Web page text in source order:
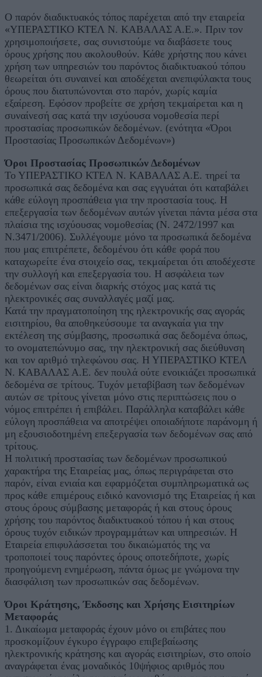
O παρόν διαδικτυακός τόπος παρέχεται από την εταιρεία
«ΥΠΕΡΑΣΤΙΚΟ ΚΤΕΛ Ν. ΚΑΒΑΛΑΣ Α.Ε.». Πριν τον
χρησιμοποιήσετε, σας συνιστούμε να διαβάσετε τους
όρους χρήσης που ακολουθούν. Κάθε χρήστης που κάνει
χρήση των υπηρεσιών του παρόντος διαδικτυακού τόπου
θεωρείται ότι συναινεί και αποδέχεται ανεπιφύλακτα τους
όρους που διατυπώνονται στο παρόν, χωρίς καμία
εξαίρεση. Εφόσον προβείτε σε χρήση τεκμαίρεται και η
συναίνεσή σας κατά την ισχύουσα νομοθεσία περί
προστασίας προσωπικών δεδομένων. (ενότητα «Όροι
Προστασίας Προσωπικών Δεδομένων»)
Όροι Προστασίας Προσωπικών Δεδομένων
Το ΥΠΕΡΑΣΤΙΚΟ ΚΤΕΛ Ν. ΚΑΒΑΛΑΣ Α.Ε. τηρεί τα
προσωπικά σας δεδομένα και σας εγγυάται ότι καταβάλει
κάθε εύλογη προσπάθεια για την προστασία τους. Η
επεξεργασία των δεδομένων αυτών γίνεται πάντα μέσα στα
πλαίσια της ισχύουσας νομοθεσίας (Ν. 2472/1997 και
Ν.3471/2006). Συλλέγουμε μόνο τα προσωπικά δεδομένα
που μας επιτρέπετε, δεδομένου ότι κάθε φορά που
καταχωρείτε ένα στοιχείο σας, τεκμαίρεται ότι αποδέχεστε
την συλλογή και επεξεργασία του. Η ασφάλεια των
δεδομένων σας είναι διαρκής στόχος μας κατά τις
ηλεκτρονικές σας συναλλαγές μαζί μας.
Κατά την πραγματοποίηση της ηλεκτρονικής σας αγοράς
εισιτηρίου, θα αποθηκεύσουμε τα αναγκαία για την
εκτέλεση της σύμβασης, προσωπικά σας δεδομένα όπως,
το ονοματεπώνυμο σας, την ηλεκτρονική σας διεύθυνση
και τον αριθμό τηλεφώνου σας. Η ΥΠΕΡΑΣΤΙΚΟ ΚΤΕΛ
Ν. ΚΑΒΑΛΑΣ Α.Ε. δεν πουλά ούτε ενοικιάζει προσωπικά
δεδομένα σε τρίτους. Τυχόν μεταβίβαση των δεδομένων
αυτών σε τρίτους γίνεται μόνο στις περιπτώσεις που ο
νόμος επιτρέπει ή επιβάλει. Παράλληλα καταβάλει κάθε
εύλογη προσπάθεια να αποτρέψει οποιαδήποτε παράνομη ή
μη εξουσιοδοτημένη επεξεργασία των δεδομένων σας από
τρίτους.
Η πολιτική προστασίας των δεδομένων προσωπικού
χαρακτήρα της Εταιρείας μας, όπως περιγράφεται στο
παρόν, είναι ενιαία και εφαρμόζεται συμπληρωματικά ως
προς κάθε επιμέρους ειδικό κανονισμό της Εταιρείας ή και
στους όρους σύμβασης μεταφοράς ή και στους όρους
χρήσης του παρόντος διαδικτυακού τόπου ή και στους
όρους τυχόν ειδικών προγραμμάτων και υπηρεσιών. Η
Εταιρεία επιφυλάσσεται του δικαιώματός της να
τροποποιεί τους παρόντες όρους οποτεδήποτε, χωρίς
προηγούμενη ενημέρωση, πάντα όμως με γνώμονα την
διασφάλιση των προσωπικών σας δεδομένων.
Όροι Κράτησης, Έκδοσης και Χρήσης Εισιτηρίων
Μεταφοράς
1. Δικαίωμα μεταφοράς έχουν μόνο οι επιβάτες που
προσκομίζουν έγκυρο έγγραφο επιβεβαίωσης
ηλεκτρονικής κράτησης και αγοράς εισιτηρίων, στο οποίο
αναγράφεται ένας μοναδικός 10ψήφιος αριθμός που